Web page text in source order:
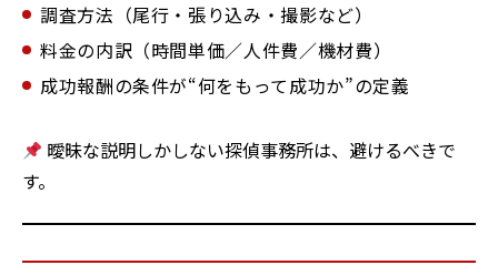
調査方法（尾行・張り込み・撮影など）
料金の内訳（時間単価／人件費／機材費）
成功報酬の条件が“何をもって成功か”の定義
曖昧な説明しかしない探偵事務所は、避けるべきで
す。